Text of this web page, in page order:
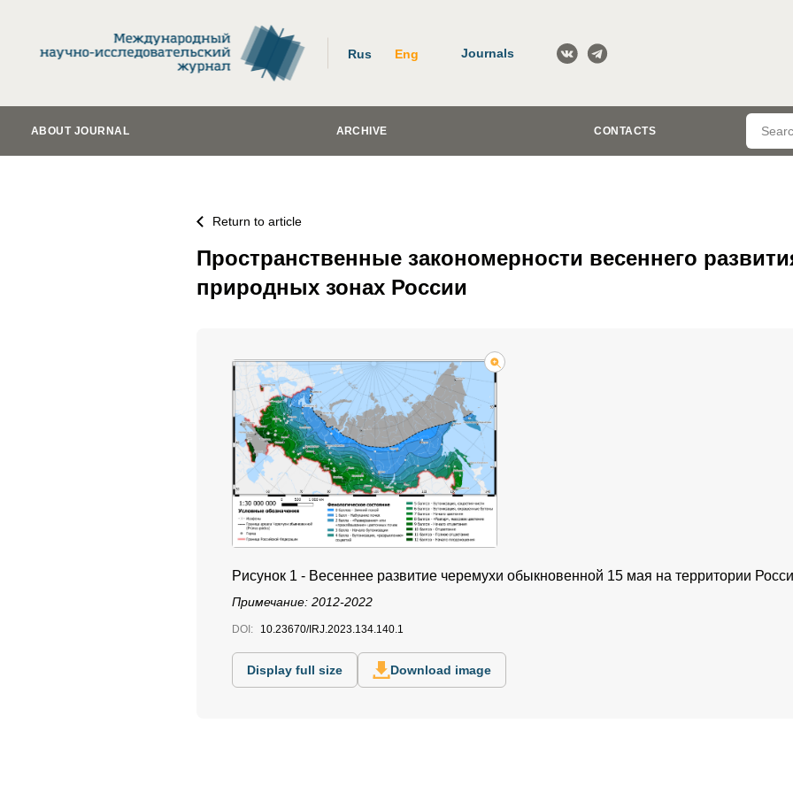
Rus Eng Journals
ABOUT JOURNAL ARCHIVE CONTACTS
Return to article
Пространственные закономерности весеннего
природных зонах России
Рисунок 1 - Весеннее развитие черемухи обыкновенной 15 мая на территории
Примечание: 2012-2022
DOI: 10.23670/IRJ.2023.134.140.1
Display full size Download image